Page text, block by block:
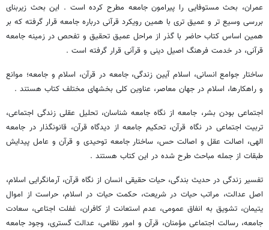
عمران، بحث مستوفایی را پیرامون جامعه مطرح کرده است . این بحث زیربنای
بررسی وسیع تر و عمیق تری با همین رویکرد قرآنی درباره جامعه قرار گرفته که بر
همین اساس کتاب حاضر با گذر از مراحل عمیق تحقیق و تفحص در زمینه جامعه
قرآنی، در خدمت فرهنگ اصیل دینی و قرآنی قرار گرفته است .
ساختار جوامع انسانی، اسلام آیین زندگی، جامعه در قرآن، اسلام و جامعه؛ موانع
و راهکارها، اسلام در جهان معاصر، عناوین کلی بخشهای مختلف کتاب هستند .
اجتماعی بودن بشر، جامعه از نگاه جامعه شناسان، تحلیل عقلی زندگی اجتماعی،
تربیت اجتماعی در نگاه قرآن، تحکیم جامعه از دیدگاه قرآن، قانونگذار در جامعه
الهی، اصالت عقل و اصالت حس، ساختار جامعه توحیدی و قرآن و عامل پیدایش
طبقات از جمله مباحث طرح شده در این کتاب هستند .
تفسیر زندگی در حدیث بندگی، حیات حقیقی انسان از نگاه قرآن، آرمانگرایی اسلام،
اصل عدالت، مراتب حیات در شریعت، حکمت حیات در اسلام، حراست از اموال
یتیمان، تشویق به انفاق عمومی، عدم استعانت از کافران، غفلت اجتاعی، سعادت
جامعه، رسالت اجتماعی مؤمنان، قرآن و امور نظامی، عدالت گستری، وجود جامعه